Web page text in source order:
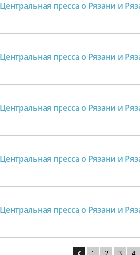
Центральная пресса о Рязани и
Центральная пресса о Рязани и
Центральная пресса о Рязани и
Центральная пресса о Рязани и
Центральная пресса о Рязани и
1 2 3 4